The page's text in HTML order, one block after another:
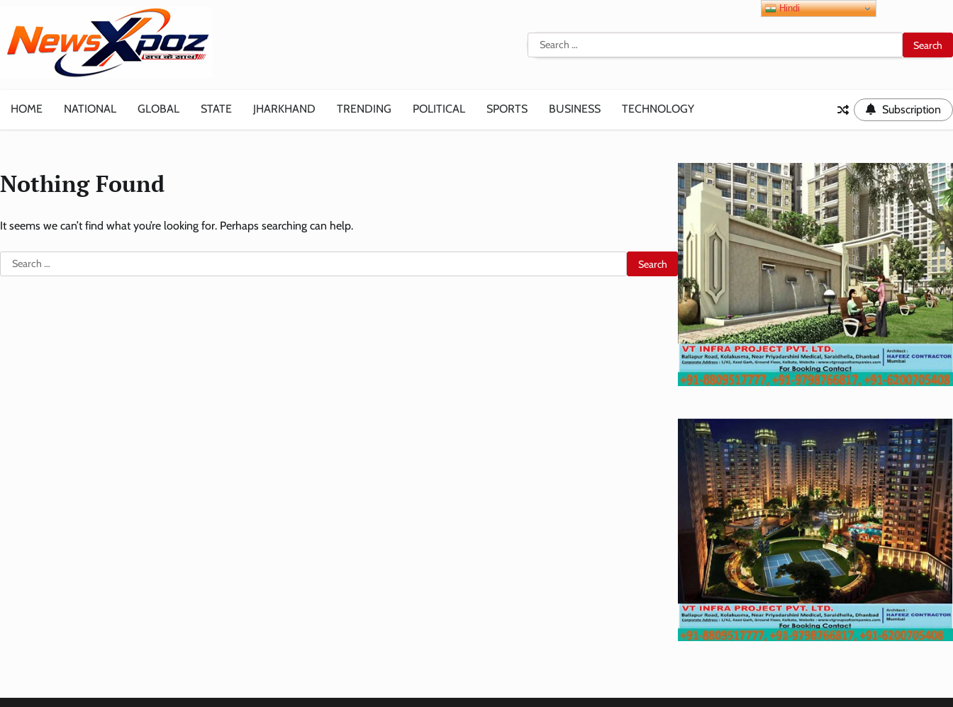
content
Search
for:
HOME NATIONAL GLOBAL STATE JHARKHAND TRENDING POLITICAL SPORTS BUSINESS TECHNOLOGY Subscription
Nothing Found
It seems we can’t find what you’re looking for. Perhaps searching can help.
Search
for:
Hindi